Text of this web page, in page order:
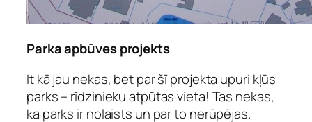
Parka apbūves projekts
It kā jau nekas, bet par šī projekta upuri kļūs
parks – rīdzinieku atpūtas vieta! Tas nekas,
ka parks ir nolaists un par to nerūpējas.